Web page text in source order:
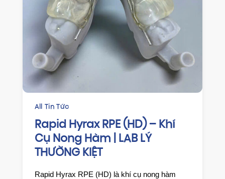
All Tin Tức
Rapid Hyrax RPE (HD) – Khí
Cụ Nong Hàm | LAB LÝ
THƯỜNG KIỆT
Rapid Hyrax RPE (HD) là khí cụ nong hàm